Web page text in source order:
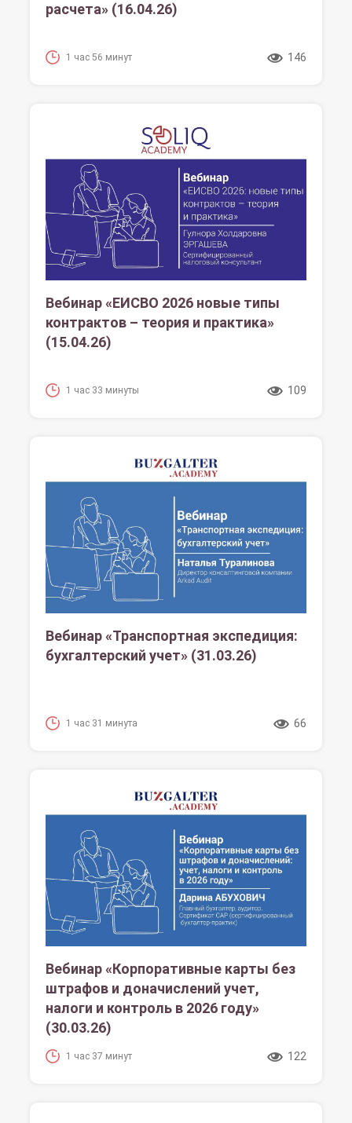
расчета» (16.04.26)
1 час 56 минут 146
Вебинар «ЕИСВО 2026 новые типы
контрактов – теория и практика»
(15.04.26)
1 час 33 минуты 109
Вебинар «Транспортная экспедиция:
бухгалтерский учет» (31.03.26)
1 час 31 минута 66
Вебинар «Корпоративные карты без
штрафов и доначислений учет,
налоги и контроль в 2026 году»
(30.03.26)
1 час 37 минут 122